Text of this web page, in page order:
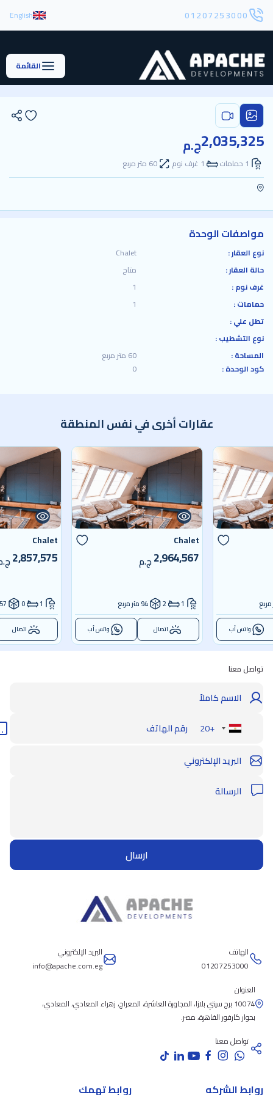
01207253000
English
القائمة
2,035,325ج.م
1 حمامات 1 غرف نوم 60 متر مربع
مواصفات الوحدة
نوع العقار :
Chalet
حالة العقار :
متاح
غرف نوم :
حمامات :
تطل علي :
نوع التشطيب :
المساحة :
60 متر مربع
كود الوحدة :
عقارات أخرى في نفس المنطقة
Chalet
2,857,575ج.م
1
0 57 متر مربع
اتصال
Chalet
2,964,567ج.م
1
2 94 متر مربع
اتصال واتس أب واتس أب
الهاتف
01207253000
البريد الإلكتروني
info@apache.com.eg
العنوان
10074 برج سيتي بلازا، المجاورة العاشرة، المعراج، زهراء المعادي، المعادي،
بحوار كارفور القاهرة، مصر.
تواصل معنا
روابط الشركه روابط تهمك
تواصل معنا
Egypt
+20
ارسال